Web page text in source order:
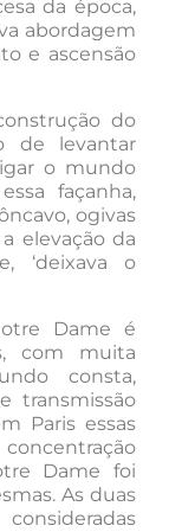
da época,
abordagem
e ascensão
do
de levantar
o mundo
façanha,
ogivas
elevação da
‘deixava o
Dame é
com muita
consta,
transmissão
Paris essas
Dame foi
As duas